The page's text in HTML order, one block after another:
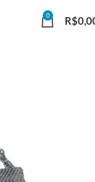
0 R$